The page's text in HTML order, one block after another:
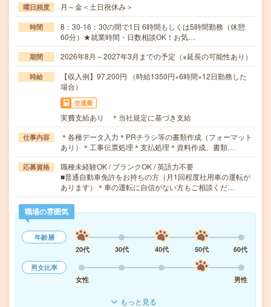
曜日頻度 月～金＜土日祝休み＞
時間
8：30-16：30の間で1日 6時間もしくは5時間勤務（休憩
60分）★就業時間・日数相談OK！お気…
期間 2026年8月～2027年3月までの予定（※延長の可能性あり）
時給
【収入例】97,200円 （時給1350円×6時間×12日勤務した
場合）
交通費
実費支給あり ＊当社規定に基づき支給
仕事内容
＊各種データ入力＊PRチラシ等の書類作成（フォーマット
あり）＊工事伝票処理＊支払処理＊資料作成、書類…
応募資格
職種未経験OK / ブランクOK / 英語力不要
■普通自動車免許をお持ちの方（月1回程度社用車の運転が
あります）＊車の運転に自信がない方もご相談くだ…
職場の雰囲気
年齢層
20代
30代 40代 50代
60代
男女比率
女性
男性
もっと見る